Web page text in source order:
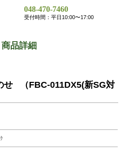
048-470-7460
受付時間：平日10:00〜17:00
商品詳細
せ （FBC-011DX5(新SG対